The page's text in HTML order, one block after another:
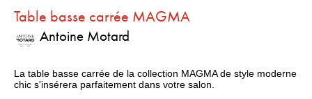
Table basse carrée MAGMA
Antoine Motard
La table basse carrée de la collection MAGMA de style moderne
chic s'insérera parfaitement dans votre salon.